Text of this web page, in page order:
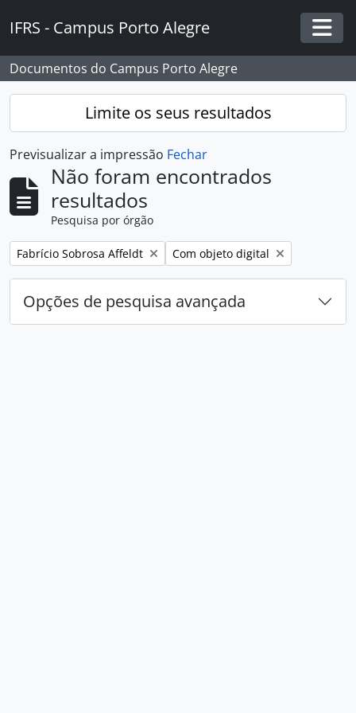
IFRS - Campus Porto Alegre
Documentos do Campus Porto Alegre
Limite os seus resultados
Previsualizar a impressão Fechar
Não foram encontrados
resultados
Pesquisa por órgão
Remover filtro:
Fabrício Sobrosa Affeldt Remover filtro:
Com objeto digital
Opções de pesquisa avançada